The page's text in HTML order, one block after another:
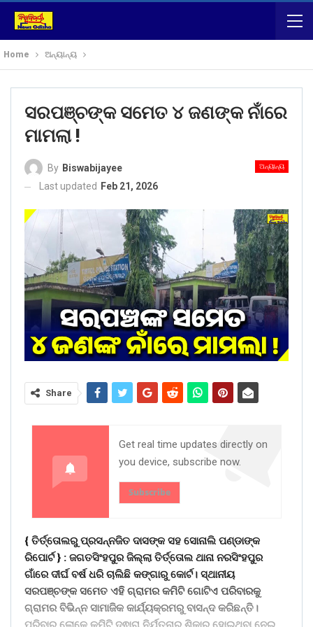
Home ଅନ୍ୟାନ୍ୟ
ସରପଞ୍ଚଙ୍କ ସମେତ ୪ ଜଣଙ୍କ ନାଁରେ
ମାମଲା !
ଅନ୍ୟାନ୍ୟ
By Biswabijayee
Last updated
Feb 21, 2026
Share
Get real time updates directly on
you device, subscribe now.
Subscribe
{ ତିର୍ତ୍ତୋଲରୁ ପ୍ରସନ୍ନଜିତ ଦାସଙ୍କ ସହ ସୋନାଲି ପଣ୍ଡାଙ୍କ
ରିପୋର୍ଟ } : ଜଗତସିଂହପୁର ଜିଲ୍ଲା ତିର୍ତ୍ତୋଲ ଥାନା ନରସିଂହପୁର
ଗାଁରେ ଦୀର୍ଘ ବର୍ଷ ଧରି ଚାଲିଛି କଙ୍ଗାରୁ କୋର୍ଟ। ସ୍ଥାନୀୟ
ସରପଞ୍ଚଙ୍କ ସମେତ ଏହି ଗ୍ରାମର କମିଟି ଗୋଟିଏ ପରିବାରକୁ
ଗ୍ରାମର ବିଭିନ୍ନ ସାମାଜିକ କାର୍ଯ୍ୟକ୍ରମରୁ ବାସନ୍ଦ କରିଛନ୍ତି।